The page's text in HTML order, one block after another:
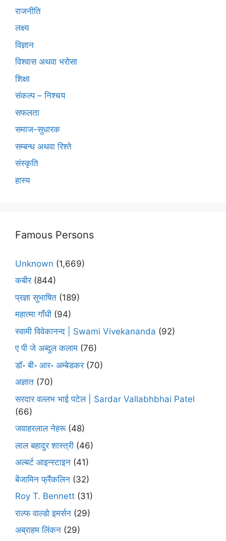
राजनीति
लक्ष्य
विज्ञान
विश्वास अथवा भरोसा
शिक्षा
संकल्प – निश्चय
सफलता
समाज-सुधारक
सम्बन्ध अथवा रिश्ते
संस्कृति
हास्य
Famous Persons
Unknown (1,669)
कबीर(844)
प्रज्ञा सुभाषित (189)
महात्मा गाँधी (94)
स्वामी विवेकानन्द | Swami Vivekananda (92)
ए पी जे अब्दुल कलाम (76)
डॉ॰ बी॰ आर॰ अम्बेडकर(70)
अज्ञात (70)
सरदार वल्लभ भाई पटेल | Sardar Vallabhbhai Patel
(66)
जवाहरलाल नेहरू(48)
लाल बहादुर शास्त्री (46)
अल्बर्ट आइन्स्टाइन (41)
बेंजामिन फ्रैंकलिन (32)
Roy T. Bennett (31)
राल्फ वाल्डो इमर्सन (29)
अब्राहम लिंकन (29)